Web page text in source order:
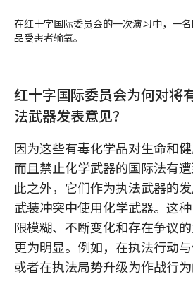
在红十字国际委员会的一次演习中，一
品受害者输氧。
红十字国际委员会为何对将
法武器发表意见？
因为这些有毒化学品对生命和健
而且禁止化学武器的国际法有
此之外，它们作为执法武器的
武装冲突中使用化学武器。这
限模糊、不断变化和存在争议
更为明显。例如，在执法行动
或者在执法局势升级为作战行为